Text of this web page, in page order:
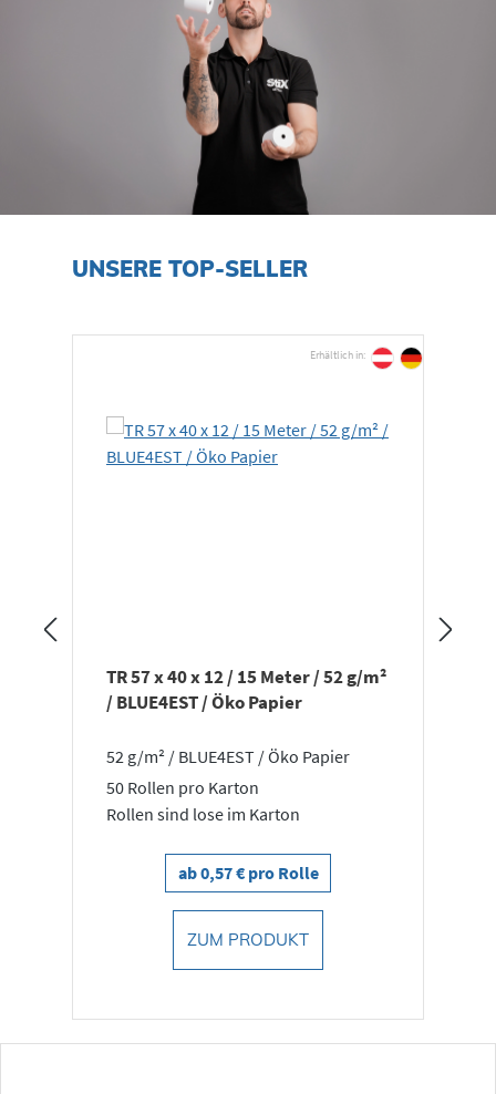
UNSERE TOP-SELLER
Erhältlich in:
TR 57 x 40 x 12 / 15 Meter / 52 g/m²
/ BLUE4EST / Öko Papier
52 g/m² / BLUE4EST / Öko Papier
50 Rollen pro Karton
Rollen sind lose im Karton
ab 0,57 € pro Rolle
ZUM PRODUKT